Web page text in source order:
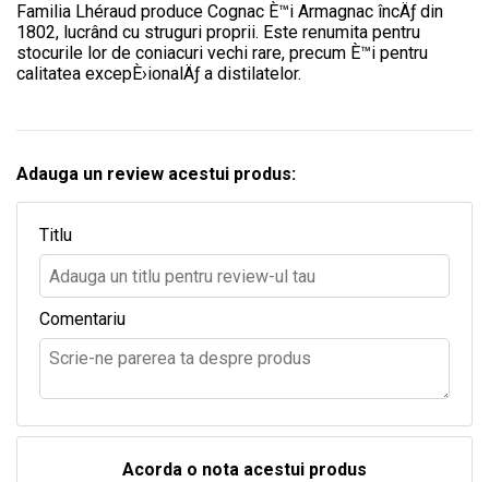
Familia Lhéraud produce Cognac È™i Armagnac încÄƒ din
1802, lucrând cu struguri proprii. Este renumita pentru
stocurile lor de coniacuri vechi rare, precum È™i pentru
calitatea excepÈ›ionalÄƒ a distilatelor.
Adauga un review acestui produs:
Titlu
Comentariu
Acorda o nota acestui produs